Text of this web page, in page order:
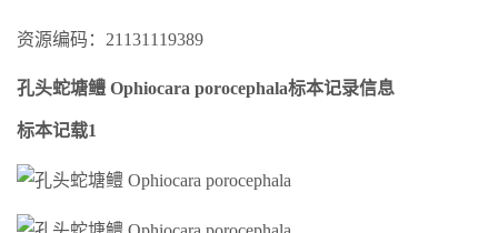
资源编码：21131119389
孔头蛇塘鳢 Ophiocara porocephala标本记录信息
标本记载1